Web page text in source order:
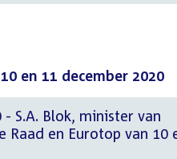
en 11 december 2020
S.A. Blok, minister van
Raad en Eurotop van 10